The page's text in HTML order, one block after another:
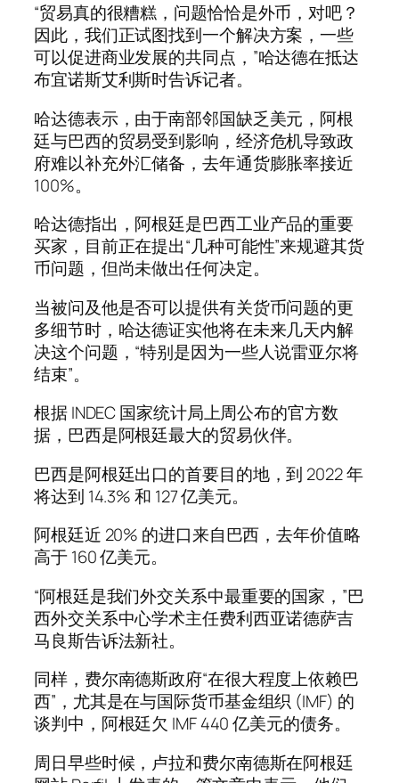
“贸易真的很糟糕，问题恰恰是外币，对吧？
因此，我们正试图找到一个解决方案，一些
可以促进商业发展的共同点，”哈达德在抵达
布宜诺斯艾利斯时告诉记者。
哈达德表示，由于南部邻国缺乏美元，阿根
廷与巴西的贸易受到影响，经济危机导致政
府难以补充外汇储备，去年通货膨胀率接近
100%。
哈达德指出，阿根廷是巴西工业产品的重要
买家，目前正在提出“几种可能性”来规避其货
币问题，但尚未做出任何决定。
当被问及他是否可以提供有关货币问题的更
多细节时，哈达德证实他将在未来几天内解
决这个问题，“特别是因为一些人说雷亚尔将
结束”。
根据 INDEC 国家统计局上周公布的官方数
据，巴西是阿根廷最大的贸易伙伴。
巴西是阿根廷出口的首要目的地，到 2022 年
将达到 14.3% 和 127 亿美元。
阿根廷近 20% 的进口来自巴西，去年价值略
高于 160 亿美元。
“阿根廷是我们外交关系中最重要的国家，”巴
西外交关系中心学术主任费利西亚诺德萨吉
马良斯告诉法新社。
同样，费尔南德斯政府“在很大程度上依赖巴
西”，尤其是在与国际货币基金组织 (IMF) 的
谈判中，阿根廷欠 IMF 440 亿美元的债务。
周日早些时候，卢拉和费尔南德斯在阿根廷